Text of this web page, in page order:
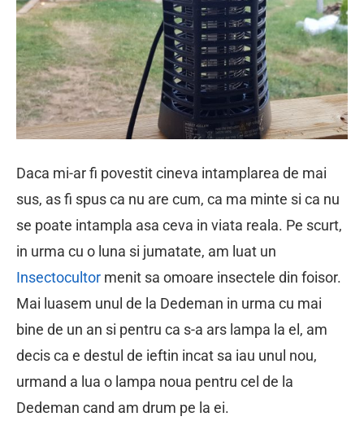
Daca mi-ar fi povestit cineva intamplarea de mai
sus, as fi spus ca nu are cum, ca ma minte si ca nu
se poate intampla asa ceva in viata reala. Pe scurt,
in urma cu o luna si jumatate, am luat un
Insectocultor menit sa omoare insectele din foisor.
Mai luasem unul de la Dedeman in urma cu mai
bine de un an si pentru ca s-a ars lampa la el, am
decis ca e destul de ieftin incat sa iau unul nou,
urmand a lua o lampa noua pentru cel de la
Dedeman cand am drum pe la ei.